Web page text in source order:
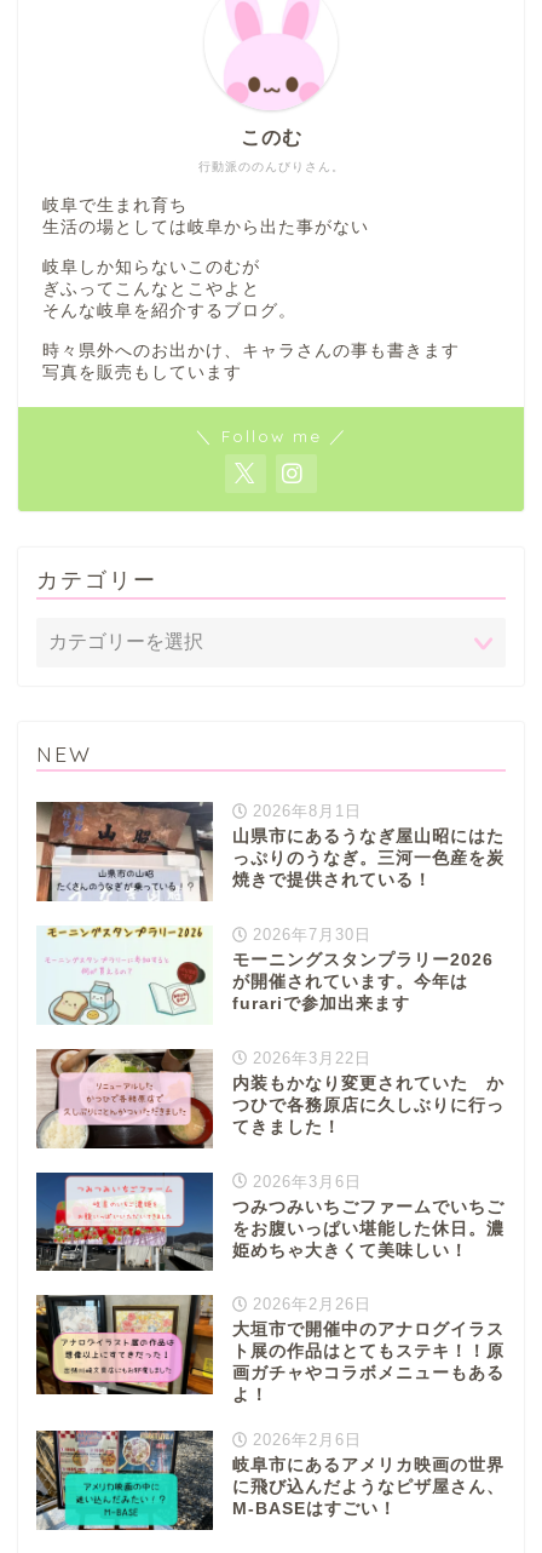
行動派ののんびりさん。
このむ
岐阜で生まれ育ち
生活の場としては岐阜から出た事がない
岐阜しか知らないこのむが
ぎふってこんなとこやよと
そんな岐阜を紹介するブログ。
時々県外へのお出かけ、キャラさんの事も書きます
写真を販売もしています
＼ Follow me ／
カテゴリー
NEW
2026年8月1日
山県市にあるうなぎ屋山昭にはた
っぷりのうなぎ。三河一色産を炭
焼きで提供されている！
2026年7月30日
モーニングスタンプラリー2026
が開催されています。今年は
furariで参加出来ます
2026年3月22日
内装もかなり変更されていた か
つひで各務原店に久しぶりに行っ
てきました！
2026年3月6日
つみつみいちごファームでいちご
をお腹いっぱい堪能した休日。濃
姫めちゃ大きくて美味しい！
2026年2月26日
大垣市で開催中のアナログイラス
ト展の作品はとてもステキ！！原
画ガチャやコラボメニューもある
よ！
2026年2月6日
岐阜市にあるアメリカ映画の世界
に飛び込んだようなピザ屋さん、
M-BASEはすごい！